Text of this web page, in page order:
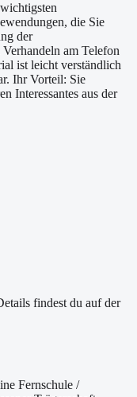
die Sie
der
am Telefon
ist leicht verständlich
Ihr Vorteil: Sie
Interessantes aus der
findest du auf der
Fernschule /